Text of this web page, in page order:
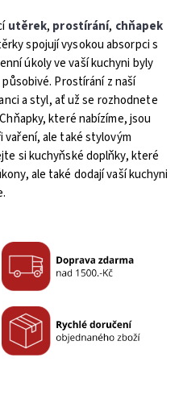
utěrek, prostírání, chňapek
spojují vysokou absorpci s
úkoly ve vaší kuchyni byly
Prostírání z naší
a styl, ať už se rozhodnete
které nabízíme, jsou
vaření, ale také stylovým
si kuchyňské doplňky, které
ale také dodají vaší kuchyni